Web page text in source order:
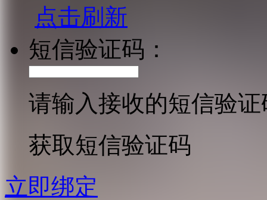
点击刷新
短信验证码：
请输入接收的短信验证
获取短信验证码
立即绑定